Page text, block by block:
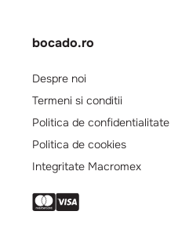
bocado.ro
Despre noi
Termeni si conditii
Politica de confidentialitate
Politica de cookies
Integritate Macromex